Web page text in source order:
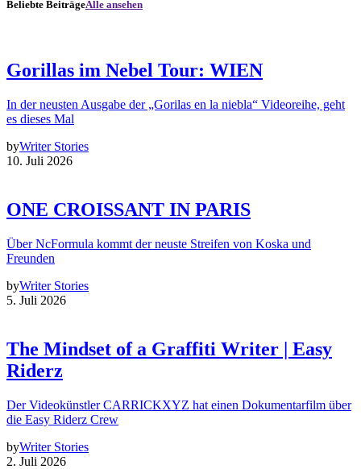
Beliebte BeiträgeAlle ansehen
Gorillas im Nebel Tour: WIEN
In der neusten Ausgabe der „Gorilas en la niebla“ Videoreihe, geht
es dieses Mal
byWriter Stories
10. Juli 2026
ONE CROISSANT IN PARIS
Über NcFormula kommt der neuste Streifen von Koska und
Freunden
byWriter Stories
5. Juli 2026
The Mindset of a Graffiti Writer | Easy
Riderz
Der Videokünstler CARRICKXYZ hat einen Dokumentarfilm über
die Easy Riderz Crew
byWriter Stories
2. Juli 2026